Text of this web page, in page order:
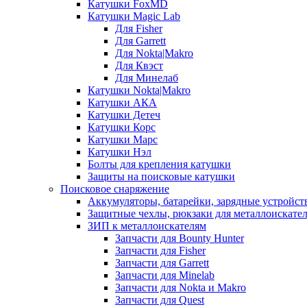
Катушки FoxMD
Катушки Magic Lab
Для Fisher
Для Garrett
Для Nokta|Makro
Для Квэст
Для Минелаб
Катушки Nokta|Makro
Катушки АКА
Катушки Детеч
Катушки Корс
Катушки Марс
Катушки Нэл
Болты для крепления катушки
Защиты на поисковые катушки
Поисковое снаряжение
Аккумуляторы, батарейки, зарядные
Защитные чехлы, рюкзаки для
ЗИП к металлоискателям
Запчасти для Bounty Hunter
Запчасти для Fisher
Запчасти для Garrett
Запчасти для Minelab
Запчасти для Nokta и Makro
Запчасти для Quest